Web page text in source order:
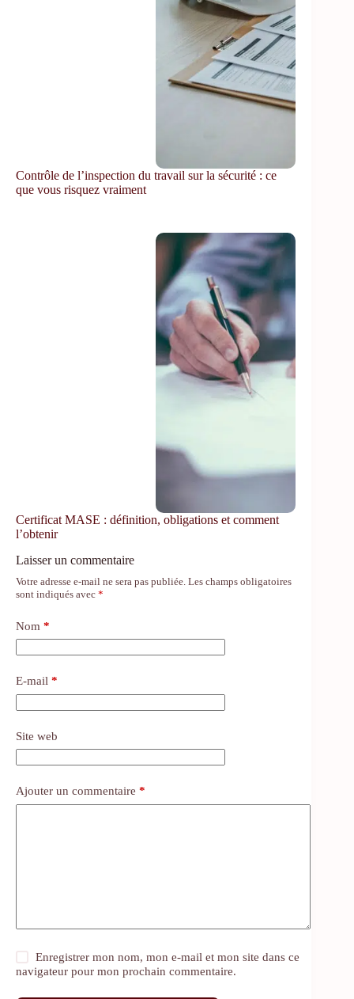
Contrôle de l’inspection du travail sur la sécurité : ce
que vous risquez vraiment
Certificat MASE : définition, obligations et comment
l’obtenir
Laisser un commentaire
Votre adresse e-mail ne sera pas publiée. Les champs obligatoires
sont indiqués avec *
Nom *
E-mail *
Site web
Ajouter un commentaire *
Enregistrer mon nom, mon e-mail et mon site dans ce
navigateur pour mon prochain commentaire.